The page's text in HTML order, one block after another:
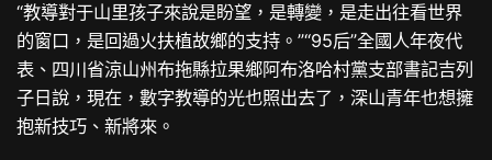
“教導對于山里孩子來說是盼望，是轉變，是走出往看世界
的窗口，是回過火扶植故鄉的支持。”“95后”全國人年夜代
表、四川省涼山州布拖縣拉果鄉阿布洛哈村黨支部書記吉列
子日說，現在，數字教導的光也照出去了，深山青年也想擁
抱新技巧、新將來。